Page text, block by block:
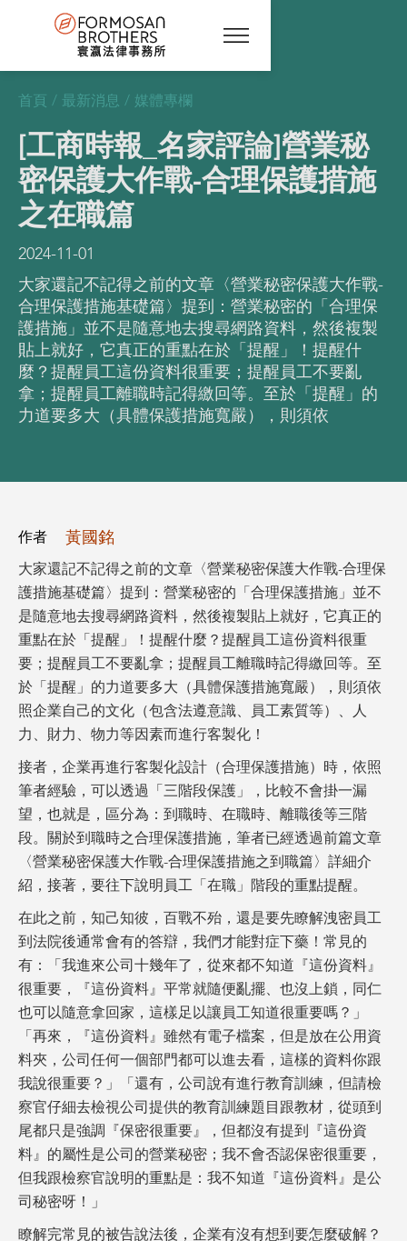
首頁 / 最新消息 / 媒體專欄
[工商時報_名家評論]營業秘
密保護大作戰-合理保護措施
之在職篇
2024-11-01
大家還記不記得之前的文章〈營業秘密保護大作戰-
合理保護措施基礎篇〉提到：營業秘密的「合理保
護措施」並不是隨意地去搜尋網路資料，然後複製
貼上就好，它真正的重點在於「提醒」！提醒什
麼？提醒員工這份資料很重要；提醒員工不要亂
拿；提醒員工離職時記得繳回等。至於「提醒」的
力道要多大（具體保護措施寬嚴），則須依
作者 黃國銘
大家還記不記得之前的文章〈營業秘密保護大作戰-合理保
護措施基礎篇〉提到：營業秘密的「合理保護措施」並不
是隨意地去搜尋網路資料，然後複製貼上就好，它真正的
重點在於「提醒」！提醒什麼？提醒員工這份資料很重
要；提醒員工不要亂拿；提醒員工離職時記得繳回等。至
於「提醒」的力道要多大（具體保護措施寬嚴），則須依
照企業自己的文化（包含法遵意識、員工素質等）、人
力、財力、物力等因素而進行客製化！
接者，企業再進行客製化設計（合理保護措施）時，依照
筆者經驗，可以透過「三階段保護」，比較不會掛一漏
望，也就是，區分為：到職時、在職時、離職後等三階
段。關於到職時之合理保護措施，筆者已經透過前篇文章
〈營業秘密保護大作戰-合理保護措施之到職篇〉詳細介
紹，接著，要往下說明員工「在職」階段的重點提醒。
在此之前，知己知彼，百戰不殆，還是要先瞭解洩密員工
到法院後通常會有的答辯，我們才能對症下藥！常見的
有：「我進來公司十幾年了，從來都不知道『這份資料』
很重要，『這份資料』平常就隨便亂擺、也沒上鎖，同仁
也可以隨意拿回家，這樣足以讓員工知道很重要嗎？」
「再來，『這份資料』雖然有電子檔案，但是放在公用資
料夾，公司任何一個部門都可以進去看，這樣的資料你跟
我說很重要？」「還有，公司說有進行教育訓練，但請檢
察官仔細去檢視公司提供的教育訓練題目跟教材，從頭到
尾都只是強調『保密很重要』，但都沒有提到『這份資
料』的屬性是公司的營業秘密；我不會否認保密很重要，
但我跟檢察官說明的重點是：我不知道『這份資料』是公
司秘密呀！」
瞭解完常見的被告說法後，企業有沒有想到要怎麼破解？